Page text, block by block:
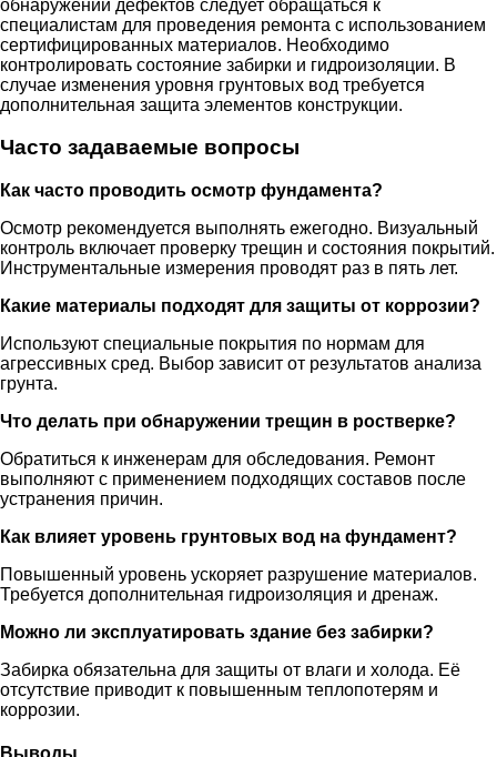
обнаружении дефектов следует обращаться к
специалистам для проведения ремонта с использованием
сертифицированных материалов. Необходимо
контролировать состояние забирки и гидроизоляции. В
случае изменения уровня грунтовых вод требуется
дополнительная защита элементов конструкции.
Часто задаваемые вопросы
Как часто проводить осмотр фундамента?
Осмотр рекомендуется выполнять ежегодно. Визуальный
контроль включает проверку трещин и состояния покрытий.
Инструментальные измерения проводят раз в пять лет.
Какие материалы подходят для защиты от коррозии?
Используют специальные покрытия по нормам для
агрессивных сред. Выбор зависит от результатов анализа
грунта.
Что делать при обнаружении трещин в ростверке?
Обратиться к инженерам для обследования. Ремонт
выполняют с применением подходящих составов после
устранения причин.
Как влияет уровень грунтовых вод на фундамент?
Повышенный уровень ускоряет разрушение материалов.
Требуется дополнительная гидроизоляция и дренаж.
Можно ли эксплуатировать здание без забирки?
Забирка обязательна для защиты от влаги и холода. Её
отсутствие приводит к повышенным теплопотерям и
коррозии.